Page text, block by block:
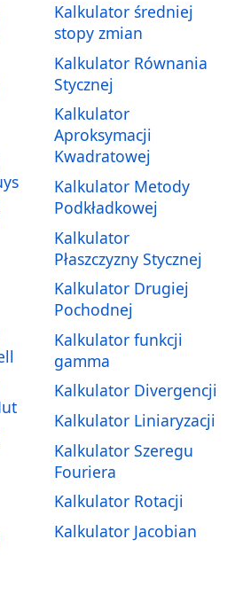
Kalkulator średniej
stopy zmian
Kalkulator Równania
Stycznej
Kalkulator
Aproksymacji
Kwadratowej
Kalkulator Metody
Podkładkowej
Kalkulator
Płaszczyzny Stycznej
Kalkulator Drugiej
Pochodnej
Kalkulator funkcji
gamma
Kalkulator Divergencji
Kalkulator Liniaryzacji
Kalkulator Szeregu
Fouriera
Kalkulator Rotacji
Kalkulator Jacobian